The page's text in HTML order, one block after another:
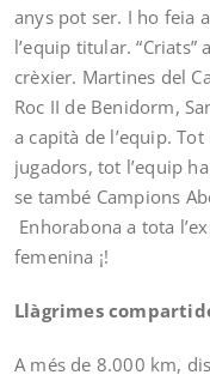
anys pot ser. I ho feia
l’equip titular.
crèxier. Martines del
Roc II de Benidorm,
a capità de l’equip.
jugadors, tot l’equip
se també Campions
Enhorabona a tota
femenina ¡!
Llàgrimes
A més de 8.000 km,